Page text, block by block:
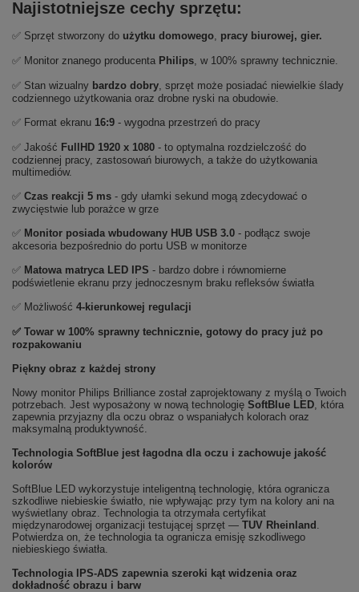
Najistotniejsze cechy sprzętu:
✅ Sprzęt stworzony do użytku domowego, pracy biurowej, gier.
✅ Monitor znanego producenta Philips, w 100% sprawny technicznie.
✅ Stan wizualny bardzo dobry, sprzęt może posiadać niewielkie ślady
codziennego użytkowania oraz drobne ryski na obudowie.
✅ Format ekranu 16:9 - wygodna przestrzeń do pracy
✅ Jakość FullHD 1920 x 1080 - to optymalna rozdzielczość do
codziennej pracy, zastosowań biurowych, a także do użytkowania
multimediów.
✅ Czas reakcji 5 ms - gdy ułamki sekund mogą zdecydować o
zwycięstwie lub porażce w grze
✅ Monitor posiada wbudowany HUB USB 3.0 - podłącz swoje
akcesoria bezpośrednio do portu USB w monitorze
✅ Matowa matryca LED IPS - bardzo dobre i równomierne
podświetlenie ekranu przy jednoczesnym braku refleksów światła
✅ Możliwość 4-kierunkowej regulacji
✅ Towar w 100% sprawny technicznie, gotowy do pracy już po
rozpakowaniu
Piękny obraz z każdej strony
Nowy monitor Philips Brilliance został zaprojektowany z myślą o Twoich
potrzebach. Jest wyposażony w nową technologię SoftBlue LED, która
zapewnia przyjazny dla oczu obraz o wspaniałych kolorach oraz
maksymalną produktywność.
Technologia SoftBlue jest łagodna dla oczu i zachowuje jakość
kolorów
SoftBlue LED wykorzystuje inteligentną technologię, która ogranicza
szkodliwe niebieskie światło, nie wpływając przy tym na kolory ani na
wyświetlany obraz. Technologia ta otrzymała certyfikat
międzynarodowej organizacji testującej sprzęt — TUV Rheinland .
Potwierdza on, że technologia ta ogranicza emisję szkodliwego
niebieskiego światła.
Technologia IPS-ADS zapewnia szeroki kąt widzenia oraz
dokładność obrazu i barw